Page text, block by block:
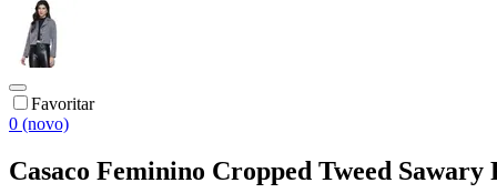
Favoritar
0 (novo)
Casaco Feminino Cropped Tweed Sawary